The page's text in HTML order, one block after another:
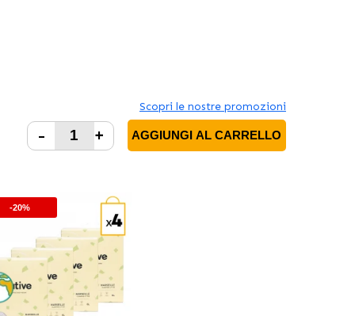
Scopri le nostre promozioni
- + AGGIUNGI AL CARRELLO
-20%